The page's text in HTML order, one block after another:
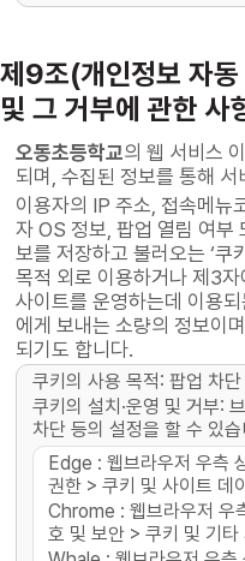
제9조(개인정보 자
및 그 거부에 관한 사
오동초등학교의 웹 서비스
되며, 수집된 정보를 통해
이용자의 IP 주소, 접속메뉴
자 OS 정보, 팝업 열림 여부
보를 저장하고 불러오는 ‘
목적 외로 이용하거나 제3
사이트를 운영하는데 이용
에게 보내는 소량의 정보이
되기도 합니다.
쿠키의 사용 목적: 팝업 차단
쿠키의 설치·운영 및 거부:
차단 등의 설정을 할 수 있습
Edge : 웹브라우저 우측
권한 > 쿠키 및 사이트 데
Chrome : 웹브라우저 우
호 및 보안 > 쿠키 및 기타